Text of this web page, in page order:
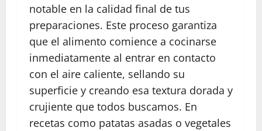
notable en la calidad final de tus
preparaciones. Este proceso garantiza
que el alimento comience a cocinarse
inmediatamente al entrar en contacto
con el aire caliente, sellando su
superficie y creando esa textura dorada y
crujiente que todos buscamos. En
recetas como patatas asadas o vegetales